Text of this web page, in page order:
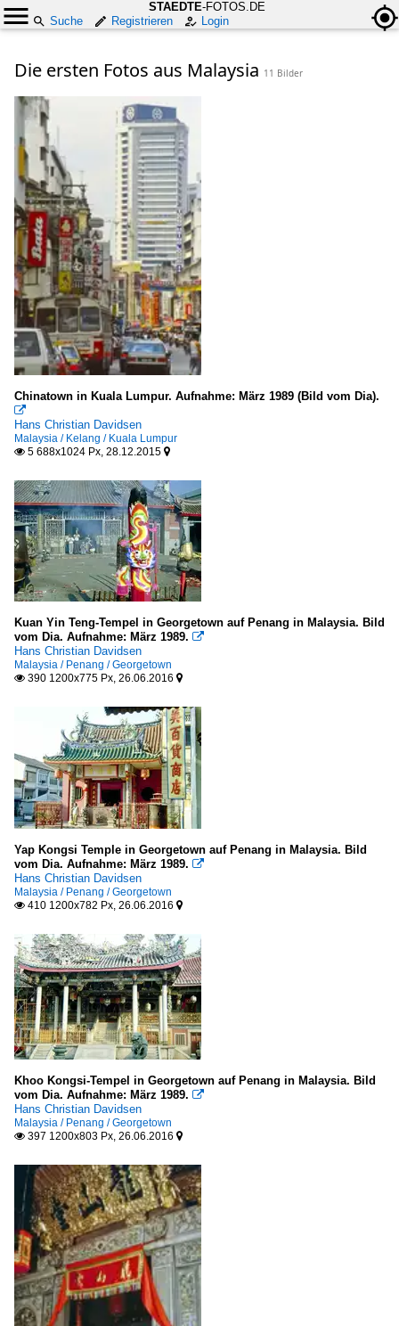
STAEDTE-FOTOS.DE
Suche
Registrieren Login
Die ersten Fotos aus Malaysia 11 Bilder
Chinatown in Kuala Lumpur. Aufnahme: März 1989 (Bild vom Dia).

Hans Christian Davidsen
Malaysia / Kelang / Kuala Lumpur
 5 688x1024 Px, 28.12.2015 
Kuan Yin Teng-Tempel in Georgetown auf Penang in Malaysia. Bild
vom Dia. Aufnahme: März 1989. 
Hans Christian Davidsen
Malaysia / Penang / Georgetown
 390 1200x775 Px, 26.06.2016 
Yap Kongsi Temple in Georgetown auf Penang in Malaysia. Bild
vom Dia. Aufnahme: März 1989. 
Hans Christian Davidsen
Malaysia / Penang / Georgetown
 410 1200x782 Px, 26.06.2016 
Khoo Kongsi-Tempel in Georgetown auf Penang in Malaysia. Bild
vom Dia. Aufnahme: März 1989. 
Hans Christian Davidsen
Malaysia / Penang / Georgetown
 397 1200x803 Px, 26.06.2016 